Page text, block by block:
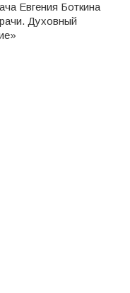
Евгения Боткина
Духовный